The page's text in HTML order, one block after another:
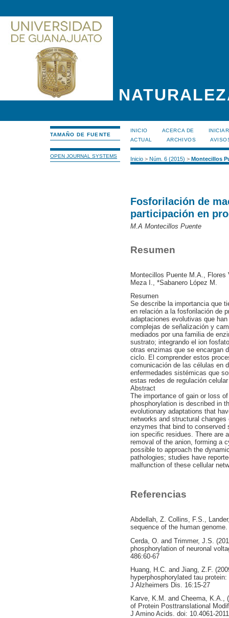
TAMAÑO DE FUENTE
OPEN JOURNAL SYSTEMS
INICIO ACERCA DE
ACTUAL
ARCHIVOS
Inicio> Núm. 6 (2015) > Montecillos
Fosforilación de
participación en
M.A Montecillos Puente
Resumen
Montecillos Puente M.A.,
Meza I., *Sabanero López M.
Resumen
Se describe la importancia que
en relación a la fosforilación de
adaptaciones evolutivas que
complejas de señalización y
mediados por una familia de
sustrato; integrando el ion
otras enzimas que se encargan
ciclo. El comprender estos
comunicación de las células en
enfermedades sistémicas que
estas redes de regulación
Abstract
The importance of gain or loss
phosphorylation is described in
evolutionary adaptations that
networks and structural
enzymes that bind to conserved
ion specific residues. There are
removal of the anion, forming a
possible to approach the
pathologies; studies have
malfunction of these cellular
Referencias
Abdellah, Z. Collins, F.S.,
sequence of the human
Cerda, O. and Trimmer, J.S.
phosphorylation of neuronal
486:60-67
Huang, H.C. and Jiang, Z.F.
hyperphosphorylated tau
J Alzheimers Dis. 16:15-27
Karve, K.M. and Cheema, K.A.,
of Protein Posttranslational
J Amino Acids. doi: 10.4061-